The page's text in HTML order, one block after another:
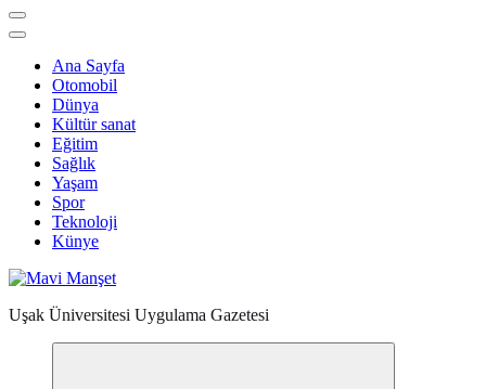
Ana Sayfa
Otomobil
Dünya
Kültür sanat
Eğitim
Sağlık
Yaşam
Spor
Teknoloji
Künye
Uşak Üniversitesi Uygulama Gazetesi